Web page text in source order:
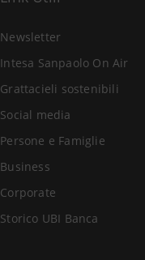
Newsletter
Intesa Sanpaolo On Air
Grattacieli sostenibili
Social media
Persone e Famiglie
Business
Corporate
Storico UBI Banca